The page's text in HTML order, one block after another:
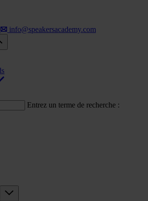
info@speakersacademy.com
Entrez un terme de recherche :